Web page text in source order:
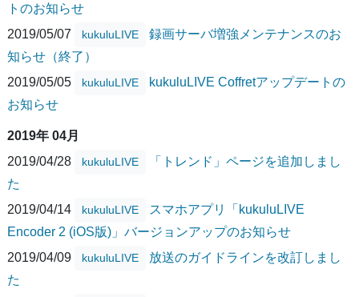
トのお知らせ
2019/05/07
kukuluLIVE
録画サーバ増強メンテナンスのお
知らせ（終了）
2019/05/05
kukuluLIVE
kukuluLIVE Coffretアップデートの
お知らせ
2019年 04月
2019/04/28
kukuluLIVE
「トレンド」ページを追加しまし
た
2019/04/14
kukuluLIVE
スマホアプリ「kukuluLIVE
Encoder 2 (iOS版)」バージョンアップのお知らせ
2019/04/09
kukuluLIVE
放送のガイドラインを改訂しまし
た